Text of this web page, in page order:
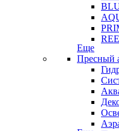
Еще
Пресный